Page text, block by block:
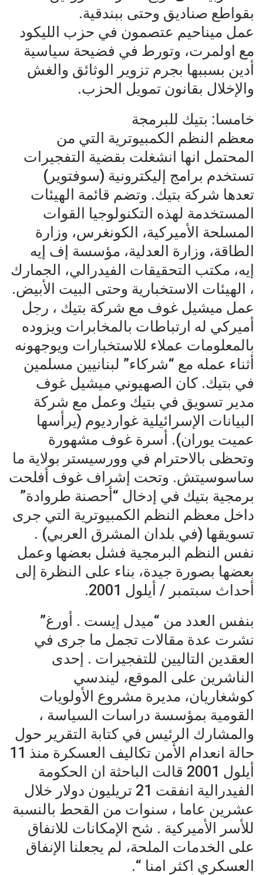
بقواطع صناديق وحتى ببندقية.
عمل ميناحيم عتصمون في حزب الليكود
مع اولمرت، وتورط في فضيحة سياسية
أدين بسببها بجرم تزوير الوثائق والغش
والإخلال بقانون تمويل الحزب.
خامسا: بتيك للبرمجة
معظم النظم الكمبيوترية التي من
المحتمل انها انشغلت بقضية التفجيرات
تستخدم برامج إليكترونية (سوفتوير)
تعدها شركة بتيك. وتضم قائمة الهيئات
المستخدمة لهذه التكنولوجيا القوات
المسلحة الأميركية، الكونغرس، وزارة
الطاقة، وزارة العدلية، مؤسسة إف إيه
إيه، مكتب التحقيقات الفيدرالي، الجمارك
، الهيئات الاستخبارية وحتى البيت الأبيض.
عمل ميشيل غوف مع شركة بتيك ، رجل
أميركي له ارتباطات بالمخابرات ويزوده
بالمعلومات عملاء للاستخبارات ويوجهونه
أثناء عمله مع “شركاء” لبنانيين مسلمين
في بتيك. كان الصهيوني ميشيل غوف
مدير تسويق في بتيك وعمل مع شركة
البيانات الإسرائيلية غوارديوم (يرأسها
عميت يوران). أسرة غوف مشهورة
وتحظى بالاحترام في وورسيستر بولاية ما
ساسوسيتش. وتحت إشراف غوف أفلحت
برمجية بتيك في إدخال “أحصنة طروادة”
داخل معظم النظم الكمبيوترية التي جرى
تسويقها (في بلدان المشرق العربي) .
نفس النظم البرمجية فشل بعضها وعمل
بعضها بصورة جيدة، بناء على النظرة إلى
أحداث سبتمبر / أيلول 2001.
بنفس العدد من “ميدل إيست . أورغ”
نشرت عدة مقالات تجمل ما جرى في
العقدين التاليين للتفجيرات . إحدى
الناشرين على الموقع، ليندسي
كوشغاريان، مديرة مشروع الأولويات
القومية بمؤسسة دراسات السياسة ،
والمشارك الرئيس في كتابة التقرير حول
حالة انعدام الأمن تكاليف العسكرة منذ 11
أيلول 2001 قالت الباحثة ان الحكومة
الفيدرالية انفقت 21 تريليون دولار خلال
عشرين عاما ، سنوات من القحط بالنسبة
للأسر الأميركية . شح الإمكانات للانفاق
على الخدمات الملحة، لم يجعلنا الإنفاق
العسكري اكثر امنا “.